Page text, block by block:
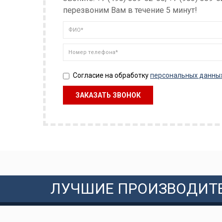
перезвоним Вам в течение 5 минут!
Согласие на обработкуперсональных
ЛУЧШИЕ